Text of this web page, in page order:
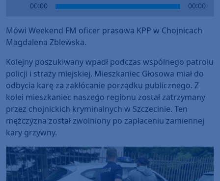
00:00 00:00
Mówi Weekend FM oficer prasowa KPP w Chojnicach
Magdalena Zblewska.
Kolejny poszukiwany wpadł podczas wspólnego patrolu
policji i straży miejskiej. Mieszkaniec Głosowa miał do
odbycia karę za zakłócanie porządku publicznego. Z
kolei mieszkaniec naszego regionu został zatrzymany
przez chojnickich kryminalnych w Szczecinie. Ten
mężczyzna został zwolniony po zapłaceniu zamiennej
kary grzywny.